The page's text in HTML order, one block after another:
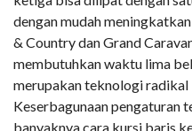
dengan mudah
& Country dan Grand
membutuhkan waktu lima
merupakan teknologi radikal
Keserbagunaan pengaturan
banyaknya cara kursi baris